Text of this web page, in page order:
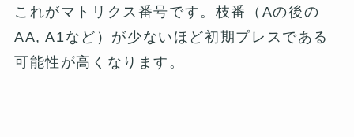
これがマトリクス番号です。枝番（Aの後の
AA, A1など）が少ないほど初期プレスである
可能性が高くなります。